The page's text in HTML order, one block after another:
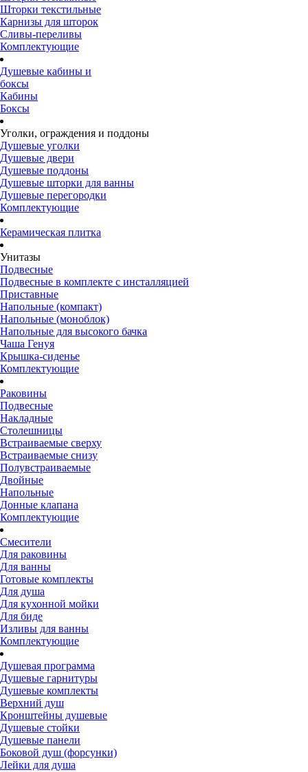
Шторки текстильные
Карнизы для шторок
Сливы-переливы
Комплектующие
Душевые кабины и
боксы
Кабины
Боксы
Уголки, ограждения и поддоны
Душевые уголки
Душевые двери
Душевые поддоны
Душевые шторки для ванны
Душевые перегородки
Комплектующие
Керамическая плитка
Унитазы
Подвесные
Подвесные в комплекте с инсталляцией
Приставные
Напольные (компакт)
Напольные (моноблок)
Напольные для высокого бачка
Чаша Генуя
Крышка-сиденье
Комплектующие
Раковины
Подвесные
Накладные
Столешницы
Встраиваемые сверху
Встраиваемые снизу
Полувстраиваемые
Двойные
Напольные
Донные клапана
Комплектующие
Смесители
Для раковины
Для ванны
Готовые комплекты
Для душа
Для кухонной мойки
Для биде
Изливы для ванны
Комплектующие
Душевая программа
Душевые гарнитуры
Душевые комплекты
Верхний душ
Кронштейны душевые
Душевые стойки
Душевые панели
Боковой душ (форсунки)
Лейки для душа